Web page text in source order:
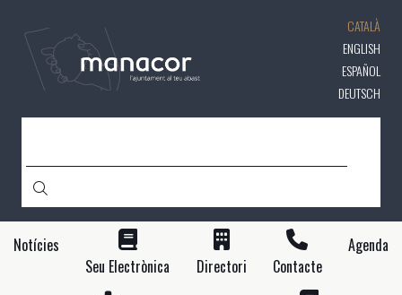
contingut
CATALÀ
ENGLISH
ESPAÑOL
DEUTSCH
Notícies
Seu Electrònica
Directori Contacte
Agenda